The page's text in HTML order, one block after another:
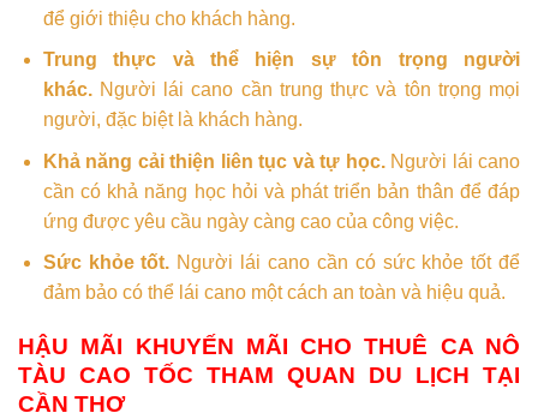
để giới thiệu cho khách hàng.
Trung thực và thể hiện sự tôn trọng người
khác.Người lái cano cần trung thực và tôn trọng mọi
người, đặc biệt là khách hàng.
Khả năng cải thiện liên tục và tự học.Người lái cano
cần có khả năng học hỏi và phát triển bản thân để đáp
ứng được yêu cầu ngày càng cao của công việc.
Sức khỏe tốt. Người lái cano cần có sức khỏe tốt để
đảm bảo có thể lái cano một cách an toàn và hiệu quả.
HẬU MÃI KHUYẾN MÃICHO THUÊ CA NÔ
TÀU CAO TỐC THAM QUAN DU LỊCH TẠI
CẦN THƠ